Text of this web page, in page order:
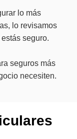
lo más
lo revisamos
seguro.
seguros más
necesiten.